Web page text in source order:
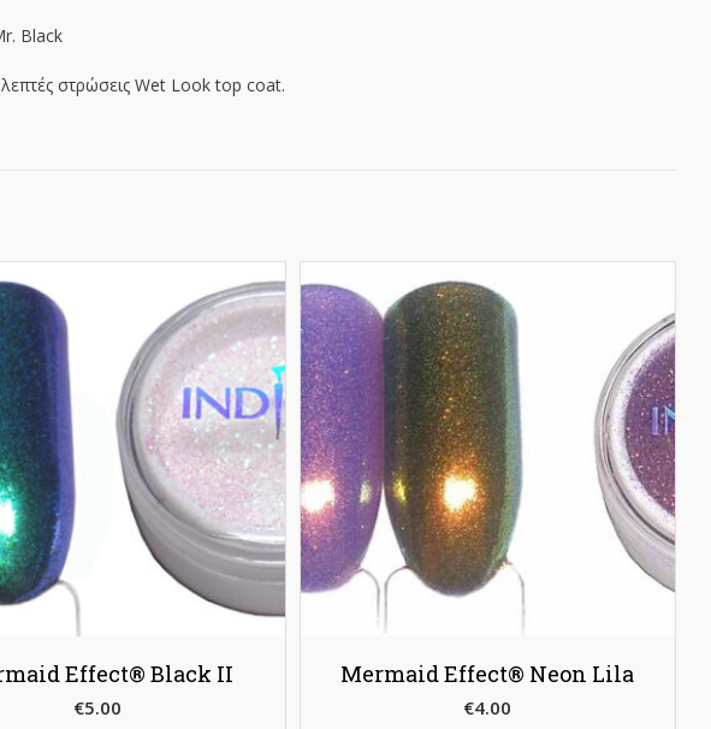
Black
στρώσεις Wet Look top coat.
Effect® Black II
€5.00
Mermaid Effect® Neon Lila
€4.00